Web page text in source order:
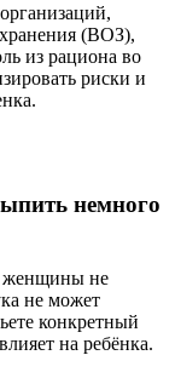
(ВОЗ),
из рациона во
риски и
немного
женщины не
не может
конкретный
на ребёнка.